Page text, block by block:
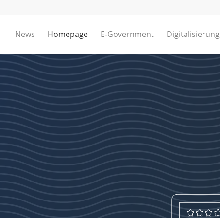
News Homepage E-Government Digitalisierung